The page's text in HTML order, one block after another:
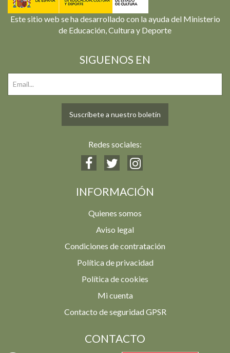
Este sitio web se ha desarrollado con la ayuda del Ministerio
de Educación, Cultura y Deporte
SIGUENOS EN
Suscríbete a nuestro boletín
Redes sociales:
INFORMACIÓN
Quienes somos
Aviso legal
Condiciones de contratación
Política de privacidad
Política de cookies
Mi cuenta
Contacto de seguridad GPSR
CONTACTO